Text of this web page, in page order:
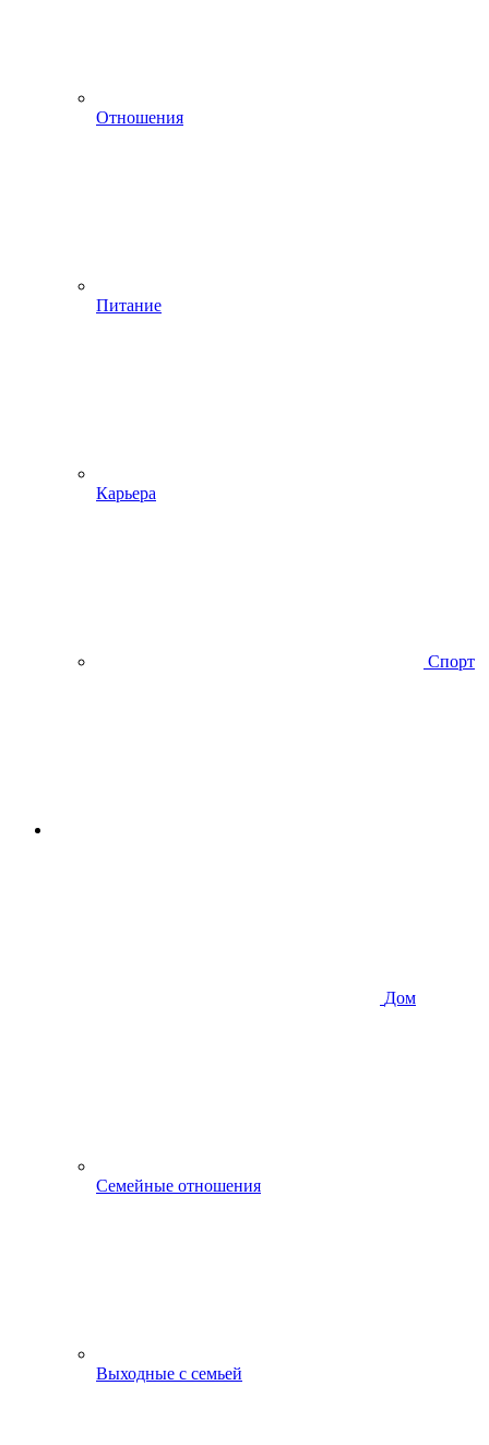
Отношения
Питание
Карьера
Спорт
Дом
Семейные отношения
Выходные с семьей